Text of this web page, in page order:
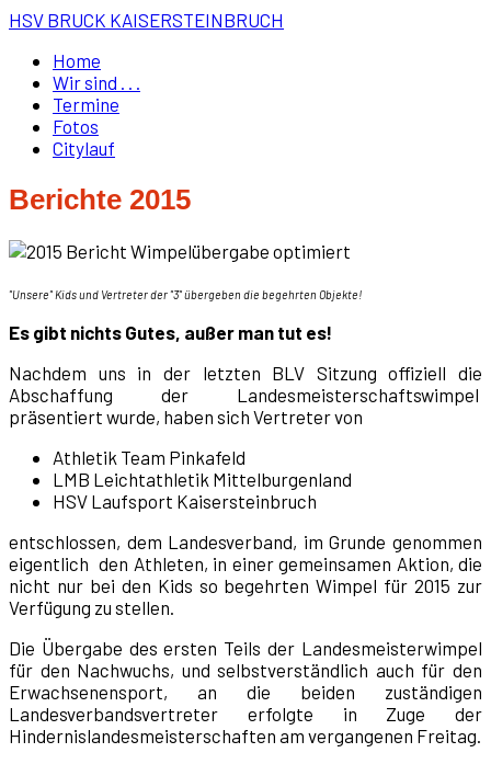
HSV BRUCK KAISERSTEINBRUCH
Home
Wir sind . . .
Termine
Fotos
Citylauf
Berichte 2015
"Unsere" Kids und Vertreter der "3" übergeben die begehrten Objekte!
Es gibt nichts Gutes, außer man tut es!
Nachdem uns in der letzten BLV Sitzung offiziell die
Abschaffung der Landesmeisterschaftswimpel
präsentiert wurde, haben sich Vertreter von
Athletik Team Pinkafeld
LMB Leichtathletik Mittelburgenland
HSV Laufsport Kaisersteinbruch
entschlossen, dem Landesverband, im Grunde genommen
eigentlich den Athleten, in einer gemeinsamen Aktion, die
nicht nur bei den Kids so begehrten Wimpel für 2015 zur
Verfügung zu stellen.
Die Übergabe des ersten Teils der Landesmeisterwimpel
für den Nachwuchs, und selbstverständlich auch für den
Erwachsenensport, an die beiden zuständigen
Landesverbandsvertreter erfolgte in Zuge der
Hindernislandesmeisterschaften am vergangenen Freitag.